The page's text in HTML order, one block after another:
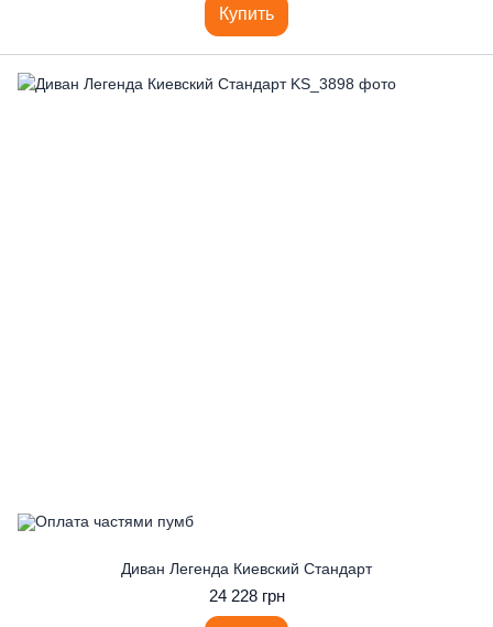
Купить
Диван Легенда Киевский Стандарт
24 228 грн